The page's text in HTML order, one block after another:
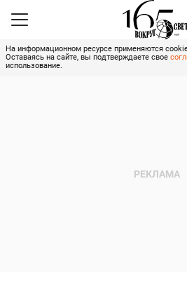
На информационном ресурсе применяются
Оставаясь на сайте, вы подтверждаете свое
использование.